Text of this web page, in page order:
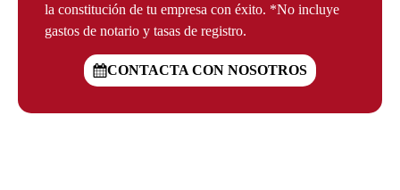
la constitución de tu empresa con éxito. *No incluye
gastos de notario y tasas de registro.
CONTACTA CON NOSOTROS